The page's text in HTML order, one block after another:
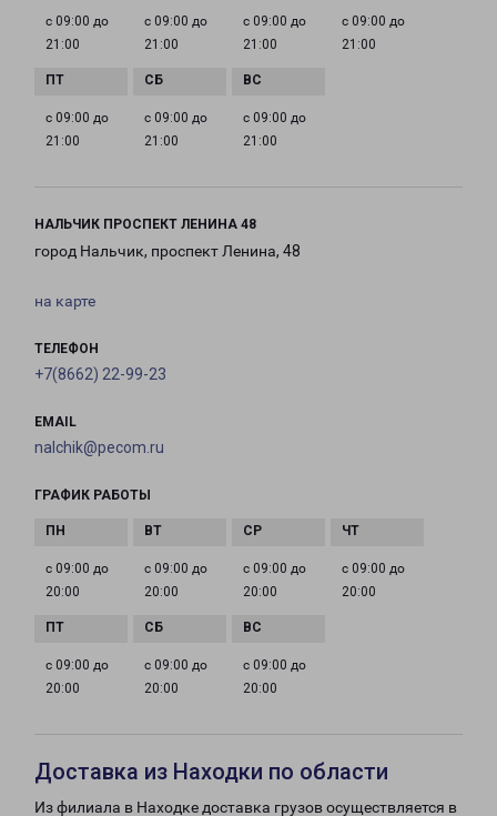
с 09:00 до
21:00
с 09:00 до
21:00
с 09:00 до
21:00
с 09:00 до
21:00
с 09:00 до
21:00
с 09:00 до
21:00
с 09:00 до
21:00
НАЛЬЧИК ПРОСПЕКТ ЛЕНИНА 48
город Нальчик, проспект Ленина, 48
на карте
ТЕЛЕФОН
+7(8662) 22-99-23
EMAIL
nalchik@pecom.ru
ГРАФИК РАБОТЫ
с 09:00 до
20:00
с 09:00 до
20:00
с 09:00 до
20:00
с 09:00 до
20:00
с 09:00 до
20:00
с 09:00 до
20:00
с 09:00 до
20:00
Доставка из Находки по области
Из филиала в Находке доставка грузов осуществляется в